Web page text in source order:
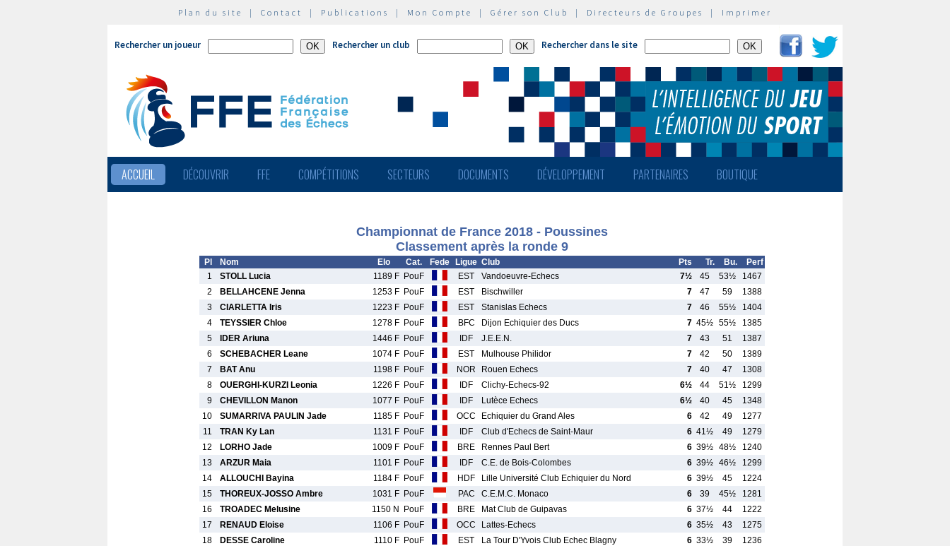
Plan du site | Contact | Publications | Mon Compte | Gérer son Club | Directeurs de Groupes | Imprimer
Rechercher un joueur Rechercher un club Rechercher dans le site
ACCUEIL DÉCOUVRIR FFE COMPÉTITIONS SECTEURS DOCUMENTS DÉVELOPPEMENT PARTENAIRES BOUTIQUE
Championnat de France 2018 - Poussines
Classement après la ronde 9
Pl Nom Elo Cat. Fede Ligue Club Pts Tr. Bu.
Perf
1
STOLL Lucia 1189 F PouF EST Vandoeuvre-Echecs 7½ 45 53½
1467
2
BELLAHCENE Jenna 1253 F PouF EST Bischwiller 7 47 59
1388
3
CIARLETTA Iris 1223 F PouF EST Stanislas Echecs 7 46 55½
1404
4
TEYSSIER Chloe 1278 F PouF BFC Dijon Echiquier des Ducs 7 45½ 55½
1385
5
IDER Ariuna 1446 F PouF IDF J.E.E.N. 7 43 51
1387
6
SCHEBACHER Leane 1074 F PouF EST Mulhouse Philidor 7 42 50
1389
7
BAT Anu 1198 F PouF NOR Rouen Echecs 7 40 47
1308
8
OUERGHI-KURZI Leonia 1226 F PouF IDF Clichy-Echecs-92 6½ 44 51½
1299
9
CHEVILLON Manon 1077 F PouF IDF Lutèce Echecs 6½ 40 45
1348
10
SUMARRIVA PAULIN Jade 1185 F PouF OCC Echiquier du Grand Ales 6 42 49
1277
11
TRAN Ky Lan 1131 F PouF IDF Club d'Echecs de Saint-Maur 6 41½ 49
1279
12
LORHO Jade 1009 F PouF BRE Rennes Paul Bert 6 39½ 48½
1240
13
ARZUR Maia 1101 F PouF IDF C.E. de Bois-Colombes 6 39½ 46½
1299
14
ALLOUCHI Bayina 1184 F PouF HDF Lille Université Club Echiquier du Nord 6 39½ 45
1224
15
THOREUX-JOSSO Ambre 1031 F PouF PAC C.E.M.C. Monaco 6 39 45½
1281
16
TROADEC Melusine 1150 N PouF BRE Mat Club de Guipavas 6 37½ 44
1222
17
RENAUD Eloise 1106 F PouF OCC Lattes-Echecs 6 35½ 43
1275
18
DESSE Caroline 1110 F PouF EST La Tour D'Yvois Club Echec Blagny 6 33½ 39
1236